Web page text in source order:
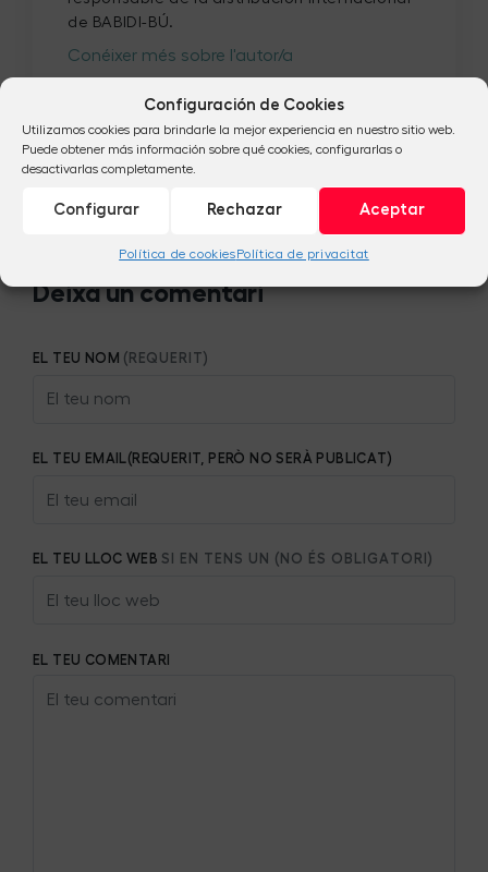
Configuración de Cookies
Utilizamos cookies para brindarle la mejor experiencia en nuestro sitio web.
Puede obtener más información sobre qué cookies, configurarlas o
desactivarlas completamente.
Aceptar
Rechazar
Configurar
Política de cookiesPolítica de privacitat
de BABIDI-BÚ.
Conéixer més sobre l'autor/a
Sigues el primer en escriure un comentari.
Deixa un comentari
EL TEU NOM (REQUERIT)
EL TEU EMAIL(REQUERIT, PERÒ NO SERÀ PUBLICAT)
EL TEU LLOC WEB SI EN TENS UN (NO ÉS OBLIGATORI)
EL TEU COMENTARI